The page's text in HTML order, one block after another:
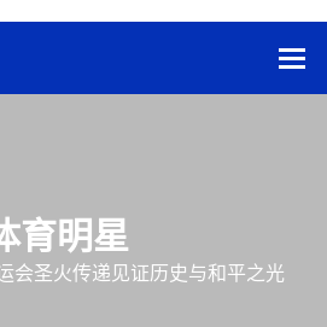
育明星
会圣火传递见证历史与和平之光